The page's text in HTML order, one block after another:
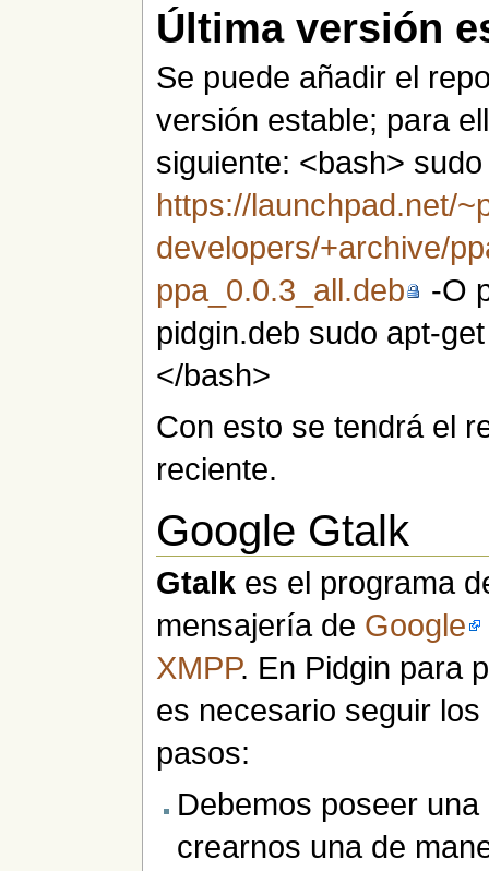
Última versión
Se puede añadir el
versión estable; para
siguiente: <bash>
https://launchpad.net/
developers/+archive/
ppa_0.0.3_all.deb
-O
pidgin.deb sudo apt-
</bash>
Con esto se tendrá el
reciente.
Google Gtalk
Gtalk es el programa
mensajería de Google
XMPP. En Pidgin para
es necesario seguir
pasos:
Debemos poseer una
crearnos una de